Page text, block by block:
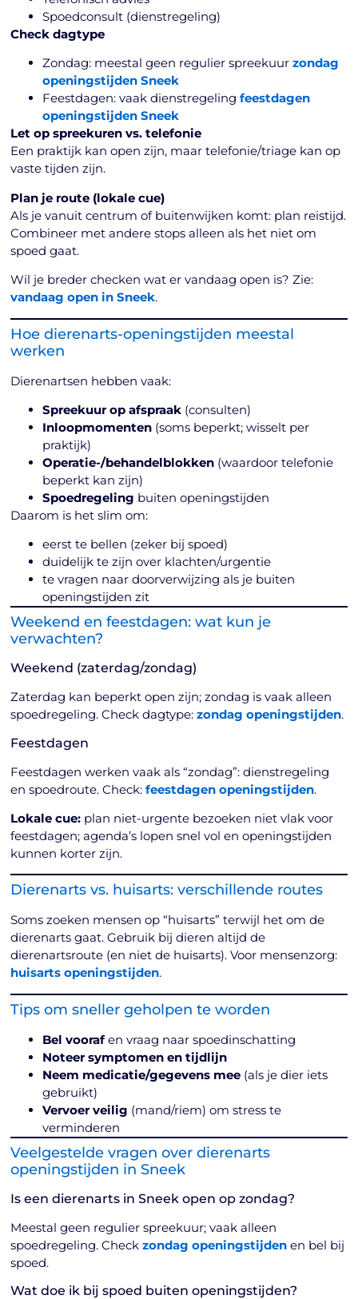
Spoedconsult (dienstregeling)
Check dagtype
Zondag: meestal geen regulier spreekuurzondag
openingstijden Sneek
Feestdagen: vaak dienstregelingfeestdagen
openingstijden Sneek
Let op spreekuren vs. telefonie
Een praktijk kan open zijn, maar telefonie/triage kan op
vaste tijden zijn.
Plan je route (lokale cue)
Als je vanuit centrum of buitenwijken komt: plan reistijd.
Combineer met andere stops alleen als het niet om
spoed gaat.
Wil je breder checken wat er vandaag open is? Zie:
vandaag open in Sneek.
Hoe dierenarts-openingstijden meestal
werken
Dierenartsen hebben vaak:
Spreekuur op afspraak (consulten)
Inloopmomenten (soms beperkt; wisselt per
praktijk)
Operatie-/behandelblokken (waardoor telefonie
beperkt kan zijn)
Spoedregeling buiten openingstijden
Daarom is het slim om:
eerst te bellen (zeker bij spoed)
duidelijk te zijn over klachten/urgentie
te vragen naar doorverwijzing als je buiten
openingstijden zit
Weekend en feestdagen: wat kun je
verwachten?
Weekend (zaterdag/zondag)
Zaterdag kan beperkt open zijn; zondag is vaak alleen
spoedregeling. Check dagtype:zondag openingstijden.
Feestdagen
Feestdagen werken vaak als “zondag”: dienstregeling
en spoedroute. Check:feestdagen openingstijden.
Lokale cue: plan niet-urgente bezoeken niet vlak voor
feestdagen; agenda’s lopen snel vol en openingstijden
kunnen korter zijn.
Dierenarts vs. huisarts: verschillende routes
Soms zoeken mensen op “huisarts” terwijl het om de
dierenarts gaat. Gebruik bij dieren altijd de
dierenartsroute (en niet de huisarts). Voor mensenzorg:
huisarts openingstijden.
Tips om sneller geholpen te worden
Bel voorafen vraag naar spoedinschatting
Noteer symptomen en tijdlijn
Neem medicatie/gegevens mee (als je dier iets
gebruikt)
Vervoer veilig (mand/riem) om stress te
verminderen
Veelgestelde vragen over dierenarts
openingstijden in Sneek
Is een dierenarts in Sneek open op zondag?
Meestal geen regulier spreekuur; vaak alleen
spoedregeling. Checkzondag openingstijden en bel bij
spoed.
Wat doe ik bij spoed buiten openingstijden?